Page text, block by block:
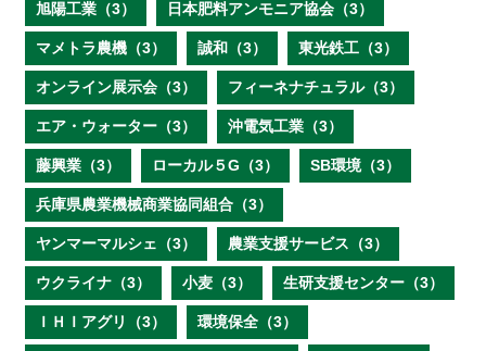
旭陽工業（3） 日本肥料アンモニア協会（3）
マメトラ農機（3） 誠和（3） 東光鉄工（3）
オンライン展示会（3） フィーネナチュラル（3）
エア・ウォーター（3） 沖電気工業（3）
藤興業（3） ローカル５G（3） SB環境（3）
兵庫県農業機械商業協同組合（3）
ヤンマーマルシェ（3） 農業支援サービス（3）
ウクライナ（3） 小麦（3） 生研支援センター（3）
ＩＨＩアグリ（3） 環境保全（3）